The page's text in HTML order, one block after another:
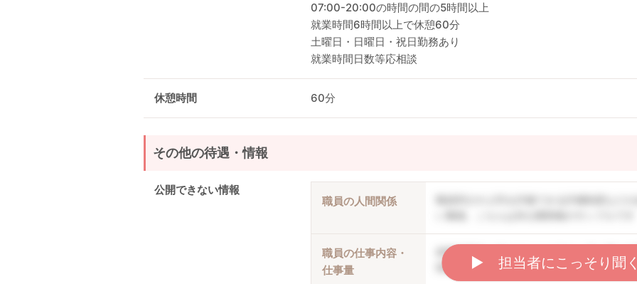
07:00-20:00の時間の間の5時間以上
就業時間6時間以上で休憩60分
土曜日・日曜日・祝日勤務あり
就業時間日数等応相談
休憩時間 60分
その他の待遇・情報
公開できない情報
職員の人間関係
職員の仕事内容・
仕事量
就業時間内に終わることができ、持ち帰り
情報のサンプルです
▶︎ 担当者にこっそり聞